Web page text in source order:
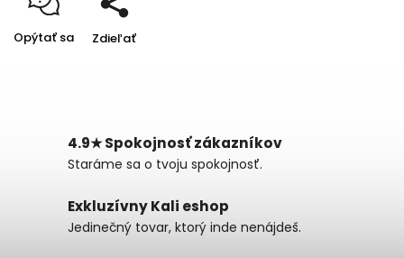
Opýtať sa Zdieľať
4.9★ Spokojnosť zákazníkov
Staráme sa o tvoju spokojnosť.
Exkluzívny Kali eshop
Jedinečný tovar, ktorý inde nenájdeš.